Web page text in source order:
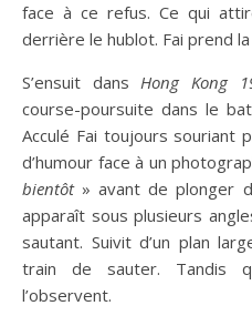
face à ce refus. Ce qui
derrière le hublot. Fai prend
S’ensuit dansHong Kong
course-poursuite dans le
Acculé Fai toujours souriant
d’humour face à un
bientôt» avant de plonger
apparaît sous plusieurs
sautant. Suivit d’un plan
train de sauter. Tandis
l’observent.